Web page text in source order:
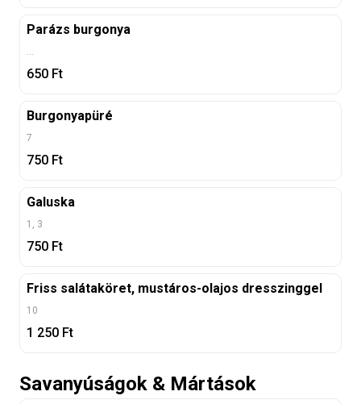
Parázs burgonya
650 Ft
Burgonyapüré
7
750 Ft
Galuska
1, 3
750 Ft
Friss salátaköret, mustáros-olajos dresszinggel
10
1 250 Ft
Savanyúságok & Mártások